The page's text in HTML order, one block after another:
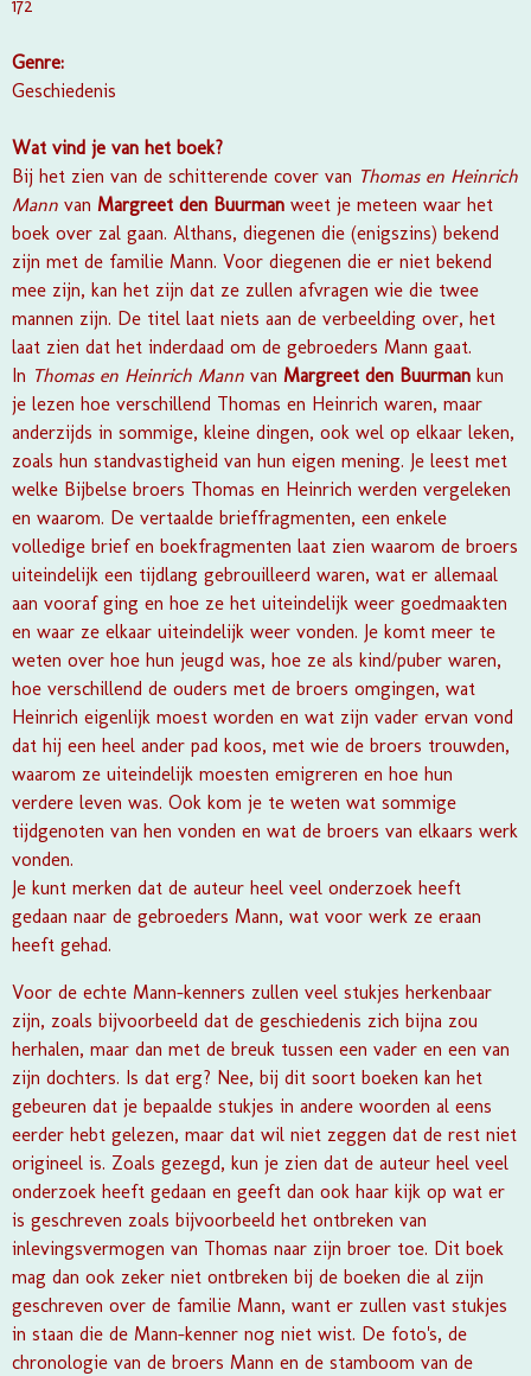
172
Genre:
Geschiedenis
Wat vind je van het boek?
Bij het zien van de schitterende cover van Thomas en Heinrich
Mann van Margreet den Buurman weet je meteen waar het
boek over zal gaan. Althans, diegenen die (enigszins) bekend
zijn met de familie Mann. Voor diegenen die er niet bekend
mee zijn, kan het zijn dat ze zullen afvragen wie die twee
mannen zijn. De titel laat niets aan de verbeelding over, het
laat zien dat het inderdaad om de gebroeders Mann gaat.
In Thomas en Heinrich Mann van Margreet den Buurman kun
je lezen hoe verschillend Thomas en Heinrich waren, maar
anderzijds in sommige, kleine dingen, ook wel op elkaar leken,
zoals hun standvastigheid van hun eigen mening. Je leest met
welke Bijbelse broers Thomas en Heinrich werden vergeleken
en waarom. De vertaalde brieffragmenten, een enkele
volledige brief en boekfragmenten laat zien waarom de broers
uiteindelijk een tijdlang gebrouilleerd waren, wat er allemaal
aan vooraf ging en hoe ze het uiteindelijk weer goedmaakten
en waar ze elkaar uiteindelijk weer vonden. Je komt meer te
weten over hoe hun jeugd was, hoe ze als kind/puber waren,
hoe verschillend de ouders met de broers omgingen, wat
Heinrich eigenlijk moest worden en wat zijn vader ervan vond
dat hij een heel ander pad koos, met wie de broers trouwden,
waarom ze uiteindelijk moesten emigreren en hoe hun
verdere leven was. Ook kom je te weten wat sommige
tijdgenoten van hen vonden en wat de broers van elkaars werk
vonden.
Je kunt merken dat de auteur heel veel onderzoek heeft
gedaan naar de gebroeders Mann, wat voor werk ze eraan
heeft gehad.
Voor de echte Mann-kenners zullen veel stukjes herkenbaar
zijn, zoals bijvoorbeeld dat de geschiedenis zich bijna zou
herhalen, maar dan met de breuk tussen een vader en een van
zijn dochters. Is dat erg? Nee, bij dit soort boeken kan het
gebeuren dat je bepaalde stukjes in andere woorden al eens
eerder hebt gelezen, maar dat wil niet zeggen dat de rest niet
origineel is. Zoals gezegd, kun je zien dat de auteur heel veel
onderzoek heeft gedaan en geeft dan ook haar kijk op wat er
is geschreven zoals bijvoorbeeld het ontbreken van
inlevingsvermogen van Thomas naar zijn broer toe. Dit boek
mag dan ook zeker niet ontbreken bij de boeken die al zijn
geschreven over de familie Mann, want er zullen vast stukjes
in staan die de Mann-kenner nog niet wist. De foto's, de
chronologie van de broers Mann en de stamboom van de